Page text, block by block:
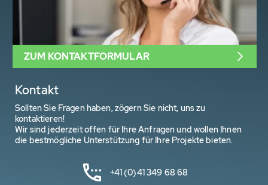
Kontakt
Sollten Sie Fragen haben, zögern Sie nicht, uns zu
kontaktieren!
Wir sind jederzeit offen für Ihre Anfragen und wollen Ihnen
die bestmögliche Unterstützung für Ihre Projekte bieten.
+41 (0)41 349 68 68
ZUM KONTAKTFORMULAR